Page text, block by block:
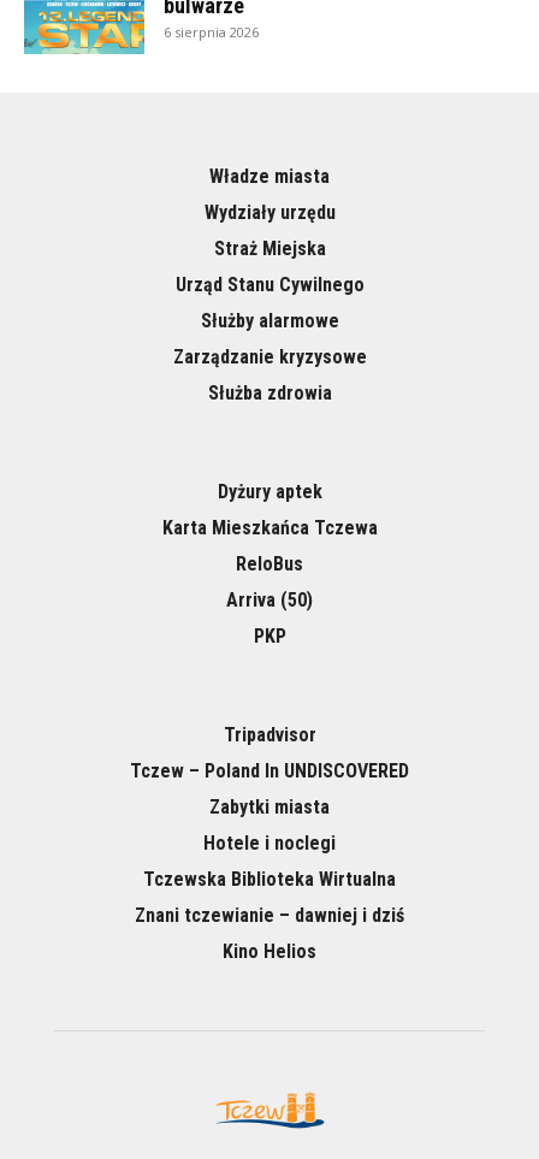
bulwarze
6 sierpnia 2026
Władze miasta
Wydziały urzędu
Straż Miejska
Urząd Stanu Cywilnego
Służby alarmowe
Zarządzanie kryzysowe
Służba zdrowia
Dyżury aptek
Karta Mieszkańca Tczewa
ReloBus
Arriva (50)
PKP
Tripadvisor
Tczew – Poland In UNDISCOVERED
Zabytki miasta
Hotele i noclegi
Tczewska Biblioteka Wirtualna
Znani tczewianie – dawniej i dziś
Kino Helios